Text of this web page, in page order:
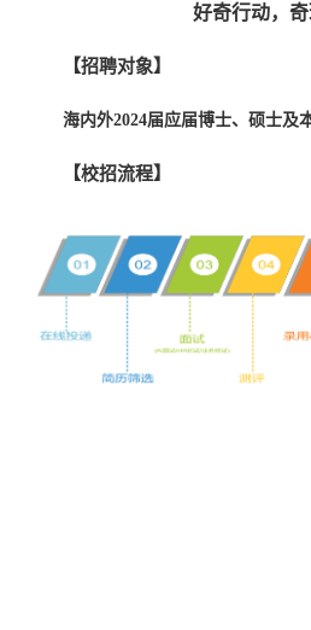
好奇行动，
【招聘对象】
海内外2024届应届博士、硕士及
【校招流程】